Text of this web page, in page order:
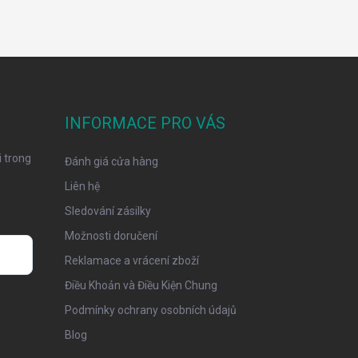
trong
INFORMACE PRO VÁS
Đánh giá cửa hàng
Liên hệ
Sledování zásilky
Možnosti doručení
Reklamace a vrácení zboží
Điều Khoản và Điều Kiện Chung
Podmínky ochrany osobních údajů
Blog